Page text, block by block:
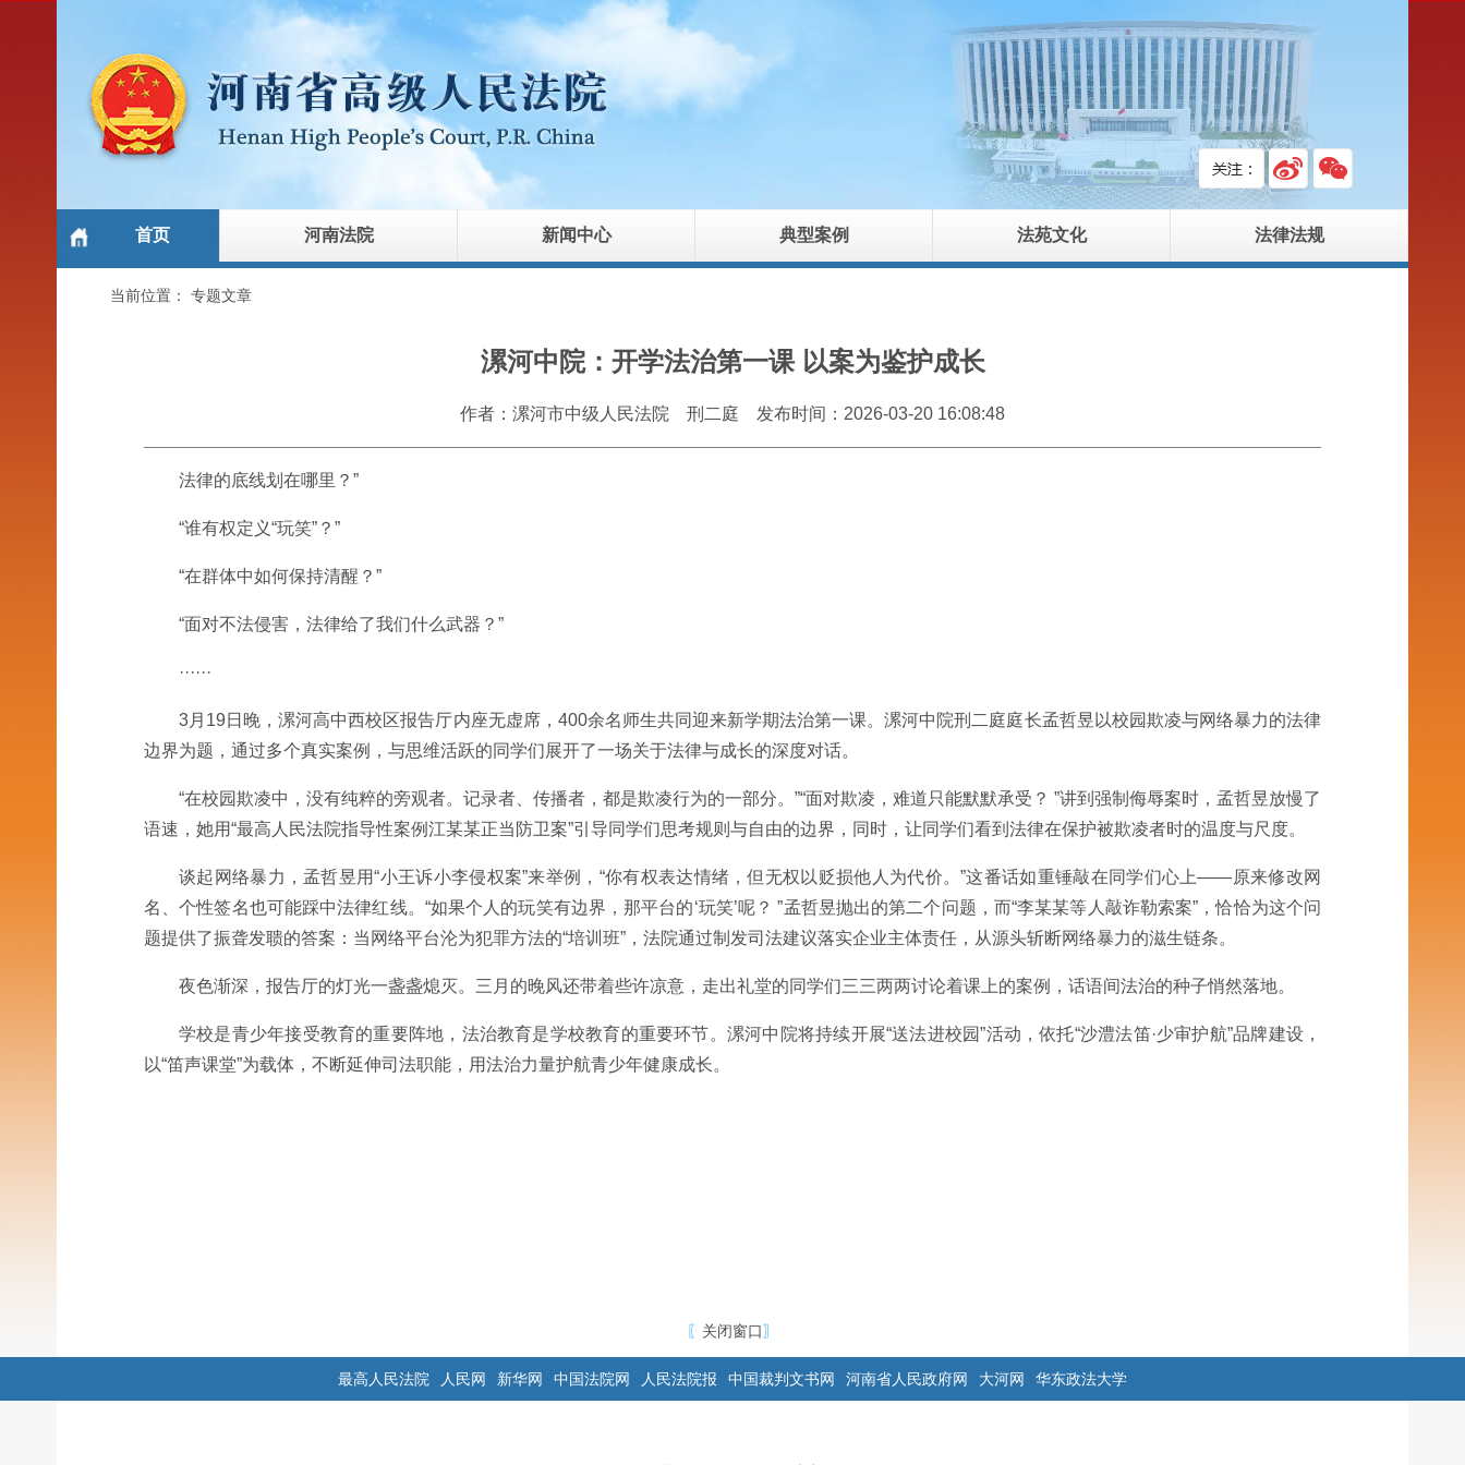
首页 河南法院 新闻中心 典型案例 法苑文化 法律法规
当前位置： 专题文章
漯河中院：开学法治第一课 以案为鉴护成长
作者：漯河市中级人民法院 刑二庭 发布时间：2026-03-20 16:08:48
法律的底线划在哪里？”
“谁有权定义“玩笑”？”
“在群体中如何保持清醒？”
“面对不法侵害，法律给了我们什么武器？”
······
3月19日晚，漯河高中西校区报告厅内座无虚席，400余名师生共同迎来新学期法治第一课。漯河中院刑二庭庭长孟哲昱以校园欺凌与网络暴力的法律
边界为题，通过多个真实案例，与思维活跃的同学们展开了一场关于法律与成长的深度对话。
“在校园欺凌中，没有纯粹的旁观者。记录者、传播者，都是欺凌行为的一部分。”“面对欺凌，难道只能默默承受？ ”讲到强制侮辱案时，孟哲昱放慢了
语速，她用“最高人民法院指导性案例江某某正当防卫案”引导同学们思考规则与自由的边界，同时，让同学们看到法律在保护被欺凌者时的温度与尺度。
谈起网络暴力，孟哲昱用“小王诉小李侵权案”来举例，“你有权表达情绪，但无权以贬损他人为代价。”这番话如重锤敲在同学们心上——原来修改网
名、个性签名也可能踩中法律红线。“如果个人的玩笑有边界，那平台的‘玩笑’呢？ ”孟哲昱抛出的第二个问题，而“李某某等人敲诈勒索案”，恰恰为这个问
题提供了振聋发聩的答案：当网络平台沦为犯罪方法的“培训班”，法院通过制发司法建议落实企业主体责任，从源头斩断网络暴力的滋生链条。
夜色渐深，报告厅的灯光一盏盏熄灭。三月的晚风还带着些许凉意，走出礼堂的同学们三三两两讨论着课上的案例，话语间法治的种子悄然落地。
学校是青少年接受教育的重要阵地，法治教育是学校教育的重要环节。漯河中院将持续开展“送法进校园”活动，依托“沙澧法笛·少审护航”品牌建设，
以“笛声课堂”为载体，不断延伸司法职能，用法治力量护航青少年健康成长。
〖 关闭窗口〗
最高人民法院 人民网 新华网 中国法院网 人民法院报 中国裁判文书网 河南省人民政府网 大河网 华东政法大学